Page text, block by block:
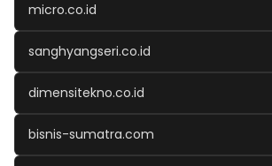
micro.co.id
sanghyangseri.co.id
dimensitekno.co.id
bisnis-sumatra.com